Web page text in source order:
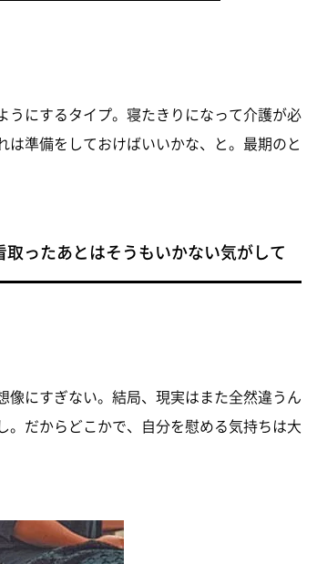
うにするタイプ。寝たきりになって介護が必
準備をしておけばいいかな、と。最期のと
ったあとはそうもいかない気がして
像にすぎない。結局、現実はまた全然違うん
だからどこかで、自分を慰める気持ちは大